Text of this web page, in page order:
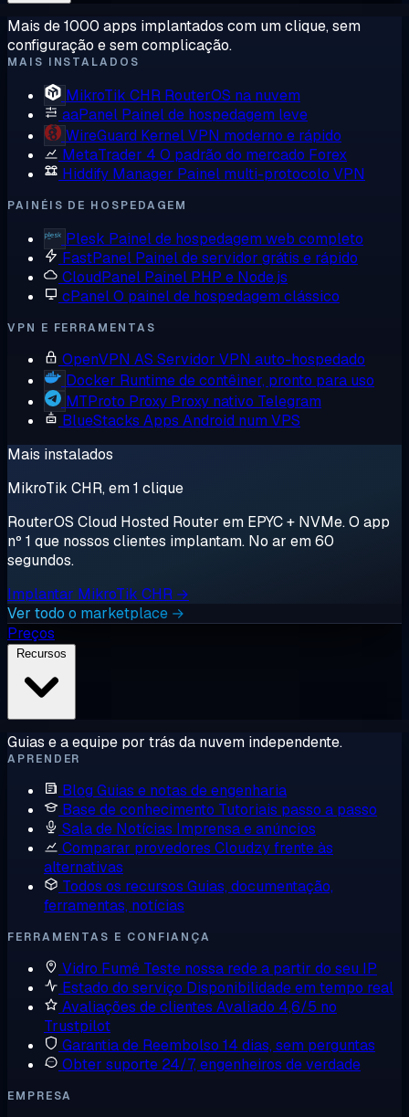
Mais de 1000 apps implantados com um clique, sem
configuração e sem complicação.
MAIS INSTALADOS
MikroTik CHR RouterOS na nuvem
aaPanel Painel de hospedagem leve
WireGuard Kernel VPN moderno e rápido
MetaTrader 4 O padrão do mercado Forex
Hiddify Manager Painel multi-protocolo VPN
PAINÉIS DE HOSPEDAGEM
Plesk Painel de hospedagem web completo
FastPanel Painel de servidor grátis e rápido
CloudPanel Painel PHP e Node.js
cPanelO painel de hospedagem clássico
VPN E FERRAMENTAS
OpenVPN AS Servidor VPN auto-hospedado
Docker Runtime de contêiner, pronto para uso
MTProto Proxy Proxy nativo Telegram
BlueStacks Apps Android num VPS
Mais instalados
MikroTik CHR, em 1 clique
RouterOS Cloud Hosted Router em EPYC + NVMe. O app
nº 1 que nossos clientes implantam. No ar em 60
segundos.
Implantar MikroTik CHR →
Ver todo o marketplace →
Preços
Guias e a equipe por trás da nuvem independente.
APRENDER
Blog Guias e notas de engenharia
Base de conhecimento Tutoriais passo a passo
Sala de Notícias Imprensa e anúncios
Comparar provedores Cloudzy frente às
alternativas
Todos os recursos Guias, documentação,
ferramentas, notícias
FERRAMENTAS E CONFIANÇA
Vidro Fumê Teste nossa rede a partir do seu IP
Estado do serviço Disponibilidade em tempo real
Avaliações de clientes Avaliado 4,6/5 no
Trustpilot
Garantia de Reembolso 14 dias, sem perguntas
Obter suporte 24/7, engenheiros de verdade
EMPRESA